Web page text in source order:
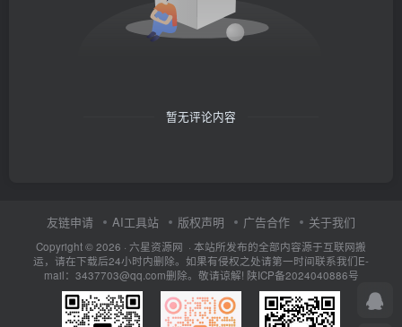
暂无评论内容
友链申请 AI工具站 版权声明 广告合作 关于我们
Copyright © 2026 · 六星资源网 · 本站所发布的全部内容源于互联网搬
运，请在下载后24小时内删除。如果有侵权之处请第一时间联系我们E-
mail：3437703@qq.com删除。敬请谅解! 陕ICP备2024040886号